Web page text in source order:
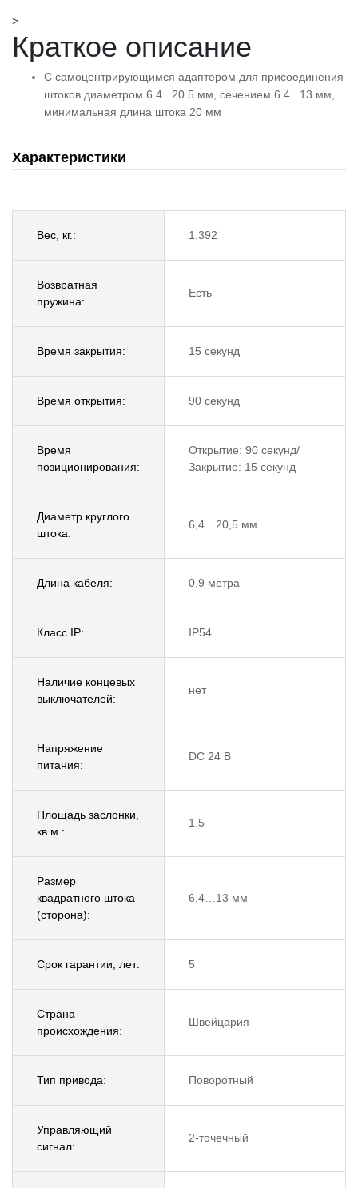
>
Краткое описание
С самоцентрирующимся адаптером для присоединения
штоков диаметром 6.4...20.5 мм, сечением 6.4...13 мм,
минимальная длина штока 20 мм
Характеристики
Вес, кг.: 1.392
Возвратная
пружина:
Есть
Время закрытия: 15 секунд
Время открытия: 90 секунд
Время
позиционирования:
Открытие: 90 секунд/
Закрытие: 15 секунд
Диаметр круглого
штока:
6,4…20,5 мм
Длина кабеля: 0,9 метра
Класс IP: IP54
Наличие концевых
выключателей:
нет
Напряжение
питания:
DC 24 В
Площадь заслонки,
кв.м.:
1.5
Размер
квадратного штока
(сторона):
6,4…13 мм
Срок гарантии, лет: 5
Страна
происхождения:
Швейцария
Тип привода: Поворотный
Управляющий
сигнал:
2-точечный